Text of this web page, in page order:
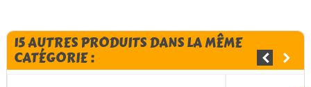
15 AUTRES PRODUITS DANS LA MÊME
CATÉGORIE :